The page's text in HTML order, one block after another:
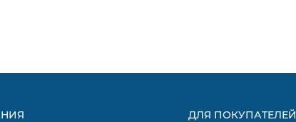
ДЛЯ ПОКУПАТЕЛЕЙ